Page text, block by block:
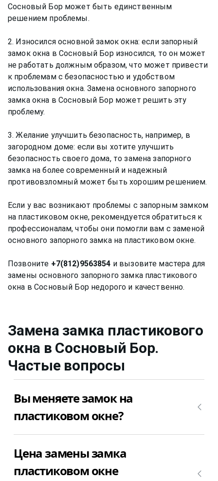
Сосновый Бор может быть единственным
решением проблемы.
2. Износился основной замок окна: если запорный
замок окна в Сосновый Бор износился, то он может
не работать должным образом, что может привести
к проблемам с безопасностью и удобством
использования окна. Замена основного запорного
замка окна в Сосновый Бор может решить эту
проблему.
3. Желание улучшить безопасность, например, в
загородном доме: если вы хотите улучшить
безопасность своего дома, то замена запорного
замка на более современный и надежный
противовзломный может быть хорошим решением.
Если у вас возникают проблемы с запорным замком
на пластиковом окне, рекомендуется обратиться к
профессионалам, чтобы они помогли вам с заменой
основного запорного замка на пластиковом окне.
Позвоните +7(812)9563854 и вызовите мастера для
замены основного запорного замка пластикового
окна в Сосновый Бор недорого и качественно.
Замена замка пластикового
окна в Сосновый Бор.
Частые вопросы
Вы меняете замок на
пластиковом окне?
замок (привод, редуктор, раздатку) на
пластиковом окне. Позвоните +7(812)9563854 и
уточните сколько будет стоить замена замка
Цена замены замка
пластиковом окне